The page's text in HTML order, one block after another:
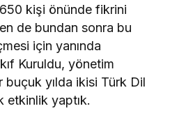
kişi önünde fikrini
de bundan sonra bu
için yanında
Kuruldu, yönetim
buçuk yılda ikisi Türk Dil
etkinlik yaptık.